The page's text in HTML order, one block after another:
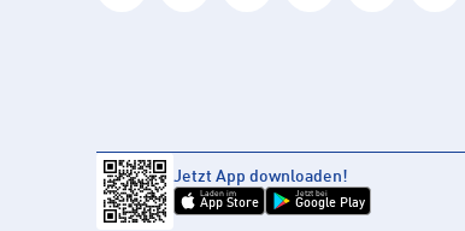
Jetzt App downloaden!
Laden im
App Store
Jetzt bei
Google Play